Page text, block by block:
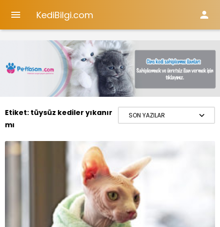
 KediBilgi.com 
Etiket: tüysüz kediler yıkanır
mı